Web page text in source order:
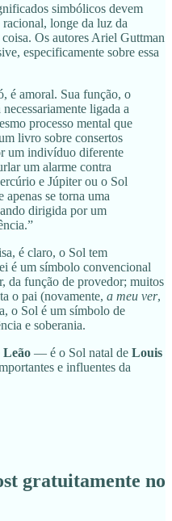
simbólicos devem
longe da luz da
Os autores Ariel Guttman
especificamente sobre essa
é amoral. Sua função, o
ligada a
processo mental que
livro sobre consertos
um indivíduo diferente
um alarme contra
e Júpiter ou o Sol
se torna uma
dirigida por um
é claro, o Sol tem
é um símbolo convencional
da função de provedor; muitos
o pai (novamente, a meu ver,
o Sol é um símbolo de
e soberania.
Leão — é o Sol natal de Louis
e influentes da
gratuitamente no